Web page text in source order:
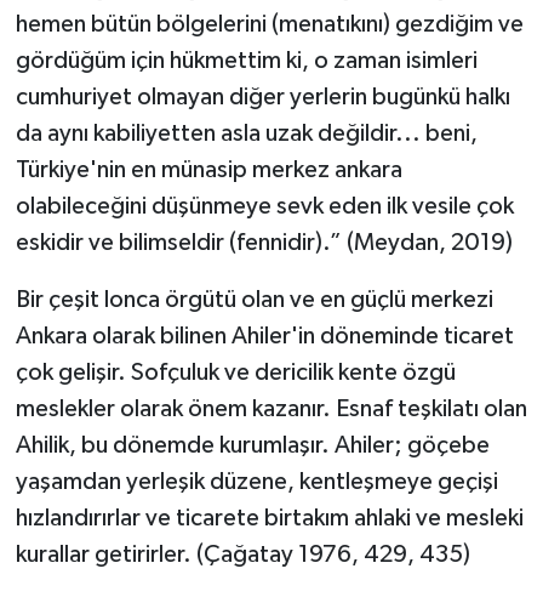
hemen bütün bölgelerini (menatıkını) gezdiğim ve
gördüğüm için hükmettim ki, o zaman isimleri
cumhuriyet olmayan diğer yerlerin bugünkü halkı
da aynı kabiliyetten asla uzak değildir... beni,
Türkiye'nin en münasip merkez ankara
olabileceğini düşünmeye sevk eden ilk vesile çok
eskidir ve bilimseldir (fennidir).” (Meydan, 2019)
Bir çeşit lonca örgütü olan ve en güçlü merkezi
Ankara olarak bilinen Ahiler'in döneminde ticaret
çok gelişir. Sofçuluk ve dericilik kente özgü
meslekler olarak önem kazanır. Esnaf teşkilatı olan
Ahilik, bu dönemde kurumlaşır. Ahiler; göçebe
yaşamdan yerleşik düzene, kentleşmeye geçişi
hızlandırırlar ve ticarete birtakım ahlaki ve mesleki
kurallar getirirler. (Çağatay 1976, 429, 435)